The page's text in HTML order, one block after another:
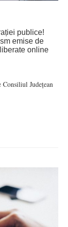
publice!
emise de
online
Județean